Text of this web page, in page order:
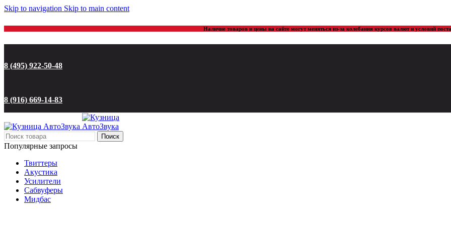
Skip to navigation Skip to main content
Наличие товаров и цены на сайте могут меняться из-за колебания курсов валют и условий
8 (495) 922-50-48
8 (916) 669-14-83
Поиск
Популярные запросы
Твиттеры
Акустика
Усилители
Сабвуферы
Мидбас